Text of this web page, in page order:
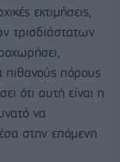
εκτιμήσεις,
τρισδιάστατων
πιθανούς πόρους
ότι αυτή είναι η
να
στην επόμενη